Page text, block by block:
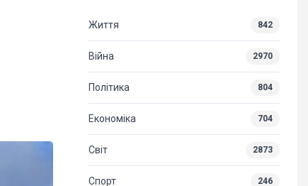
Життя 842
Війна 2970
Політика 804
Економіка 704
Світ 2873
Спорт 246